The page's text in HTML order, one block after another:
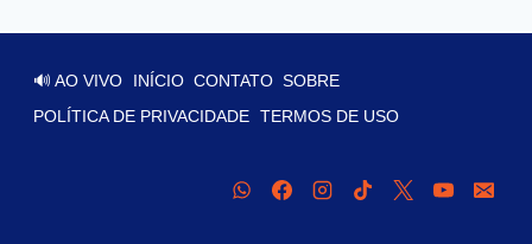
🔊 AO VIVO INÍCIO CONTATO SOBRE
POLÍTICA DE PRIVACIDADE TERMOS DE USO